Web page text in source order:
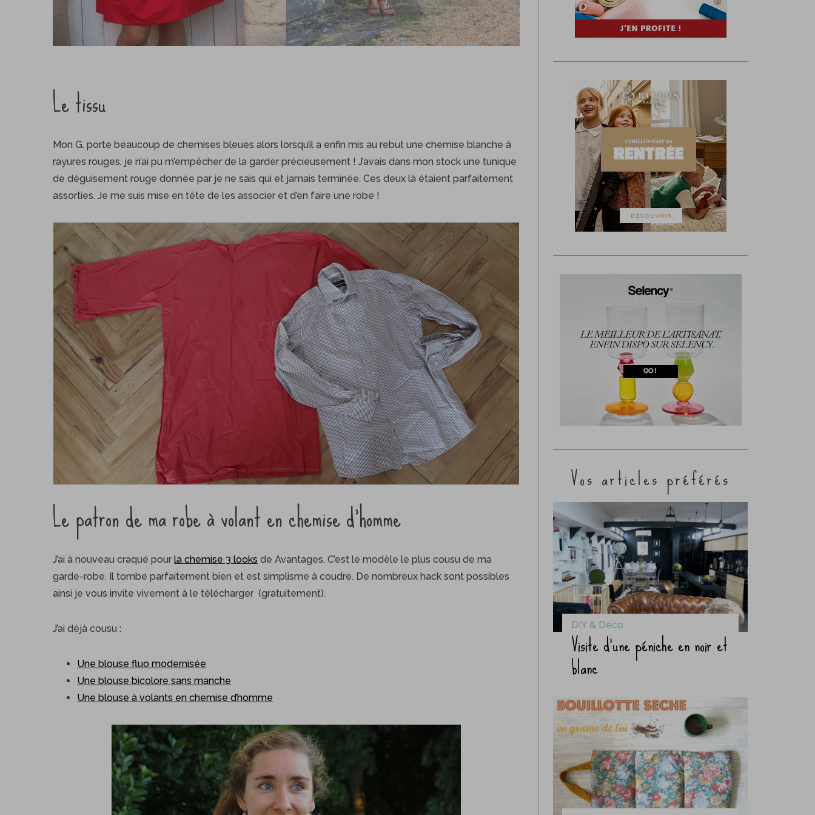
Le tissu
Mon G. porte beaucoup de chemises bleues alors lorsqu’il a enfin mis au rebut une chemise blanche à
rayures rouges, je n’ai pu m’empêcher de la garder précieusement ! J’avais dans mon stock une tunique
de déguisement rouge donnée par je ne sais qui et jamais terminée. Ces deux là étaient parfaitement
assorties. Je me suis mise en tête de les associer et d’en faire une robe !
Le patron de ma robe à volant en chemise d’homme
J’ai à nouveau craqué pour la chemise 3 looks de Avantages. C’est le modèle le plus cousu de ma
garde-robe. Il tombe parfaitement bien et est simplisme à coudre. De nombreux hack sont possibles
ainsi je vous invite vivement à le télécharger (gratuitement).
J’ai déjà cousu :
Une blouse fluo modernisée
Une blouse bicolore sans manche
Une blouse à volants en chemise d’homme
Vos articles préférés
DIY & Déco
Visite d’une péniche en noir et
blanc